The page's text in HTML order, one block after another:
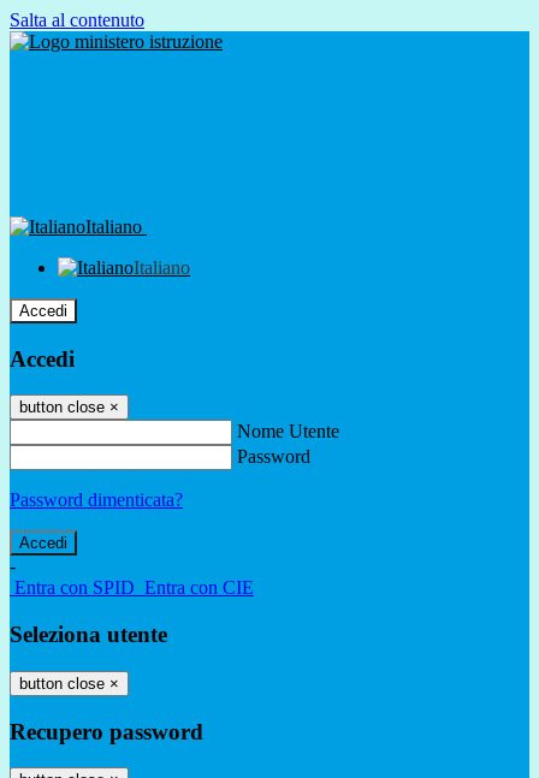
Salta al contenuto
Italiano
Italiano
Accedi
Accedi
button close ×
Nome Utente
Password
Password dimenticata?
-
Entra con SPID Entra con CIE
Seleziona utente
button close ×
Recupero password